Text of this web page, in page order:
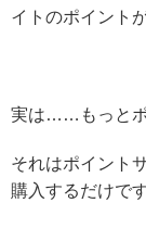
イトのポイント
実は……もっとポ
それはポイント
購入するだけです